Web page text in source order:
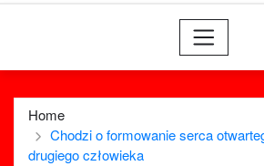
Home
Chodzi o formowanie serca
drugiego człowieka